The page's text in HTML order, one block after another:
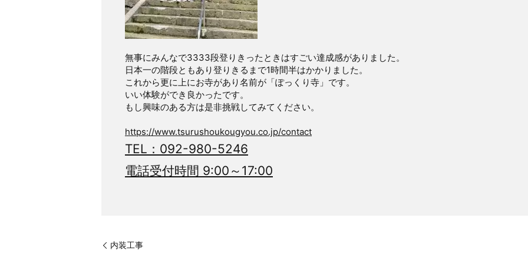
無事にみんなで3333段登りきったときはすごい達成感がありました。
日本一の階段ともあり登りきるまで1時間半はかかりました。
これから更に上にお寺があり名前が「ぽっくり寺」です。
いい体験ができ良かったです。
もし興味のある方は是非挑戦してみてください。
https://www.tsurushoukougyou.co.jp/contact
TEL： 092-980-5246
電話受付時間 9:00～17:00
内装工事